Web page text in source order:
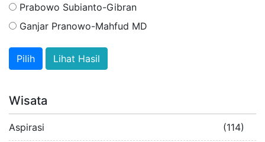
Prabowo Subianto-Gibran
Ganjar Pranowo-Mahfud MD
Lihat Hasil
Wisata
Aspirasi (114)